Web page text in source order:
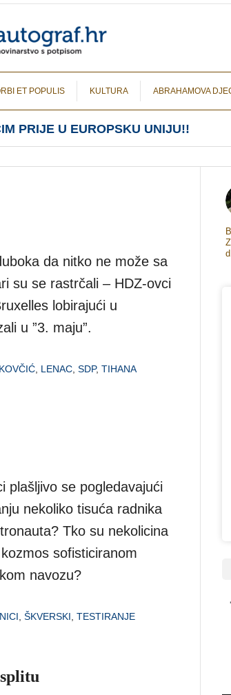
ET POPULIS KULTURA ABRAHAMOVA
PRIJE U EUROPSKU UNIJU!!
da nitko ne može sa
su se rastrčali – HDZ-ovci
lobirajući u
u ”3. maju”.
LENAC SDP, TIHANA
plašljivo se pogledavajući
nekoliko tisuća radnika
Tko su nekolicina
sofisticiranom
navozu?
ŠKVERSKI TESTIRANJE